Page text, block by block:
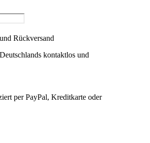
Rückversand
kontaktlos und
per PayPal, Kreditkarte oder